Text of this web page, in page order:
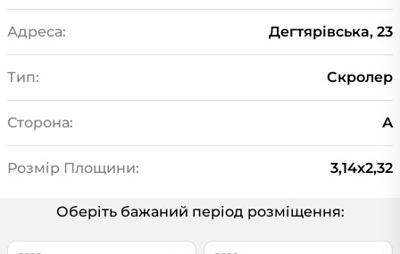
Адреса: Дегтярівська, 23
Тип: Скролер
Сторона: А
Розмір Площини: 3,14x2,32
Оберіть бажаний період розміщення: